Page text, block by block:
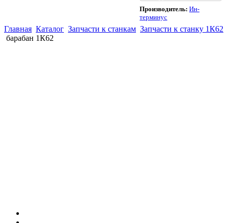
Производитель:Ин-
терминус
Главная Каталог Запчасти к станкам Запчасти к станку 1К62
барабан 1К62